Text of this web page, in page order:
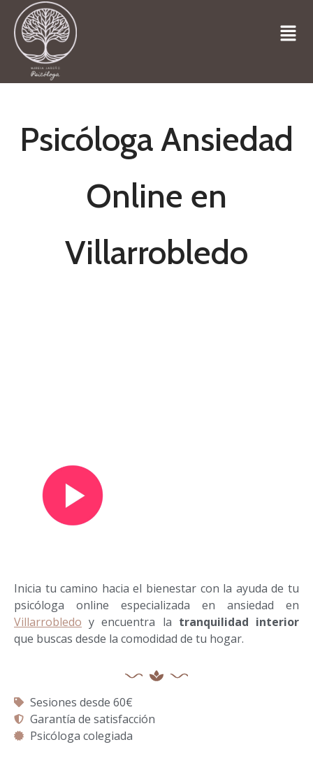
Psicóloga Ansiedad
Online en
Villarrobledo
Inicia tu camino hacia el bienestar con la ayuda de tu
psicóloga online especializada en ansiedad en
Villarrobledo y encuentra la tranquilidad interior
que buscas desde la comodidad de tu hogar.
Sesiones desde 60€
Garantía de satisfacción
Psicóloga colegiada